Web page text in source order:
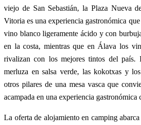
viejo de San Sebastián, la Plaza Nueva
Vitoria es una experiencia gastronómica
vino blanco ligeramente ácido y con
en la costa, mientras que en Álava los
rivalizan con los mejores tintos del
merluza en salsa verde, las kokotxas y
otros pilares de una mesa vasca que
acampada en una experiencia gastronómica
La oferta de alojamiento en camping